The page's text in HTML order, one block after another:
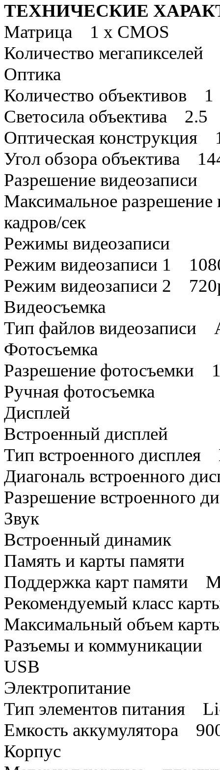
ТЕХНИЧЕСКИЕ
Матрица 1 х CMOS
Количество
Оптика
Количество объективов 1
Светосила объектива 2.5
Оптическая конструкция
Угол обзора объектива
Разрешение видеозаписи
Максимальное
кадров/сек
Режимы видеозаписи
Режим видеозаписи 1
Режим видеозаписи 2
Видеосъемка
Тип файлов видеозаписи
Фотосъемка
Разрешение фотосъемки
Ручная фотосъемка
Дисплей
Встроенный дисплей
Тип встроенного дисплея
Диагональ встроенного
Разрешение встроенного
Звук
Встроенный динамик
Память и карты памяти
Поддержка карт памяти
Рекомендуемый класс
Максимальный объем
Разъемы и коммуникации
USB
Электропитание
Тип элементов питания
Емкость аккумулятора
Корпус